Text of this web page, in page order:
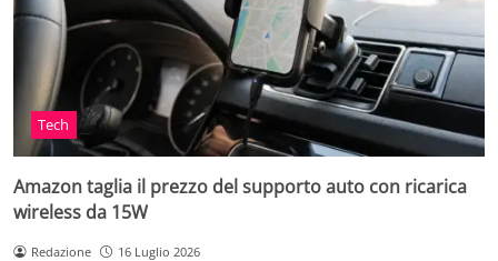
Tech
Amazon taglia il prezzo del supporto auto con ricarica
wireless da 15W
Redazione 16 Luglio 2026